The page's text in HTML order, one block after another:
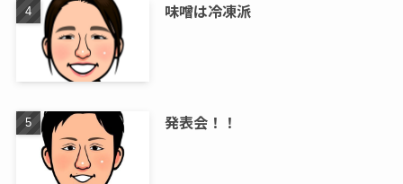
味噌は冷凍派
発表会！！